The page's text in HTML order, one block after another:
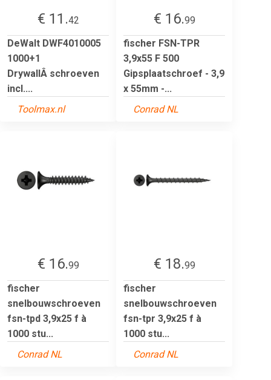
€ 11.42
DeWalt DWF4010005
1000+1
DrywallÂ schroeven
incl....
Toolmax.nl
€ 16.99
fischer FSN-TPR
3,9x55 F 500
Gipsplaatschroef - 3,9
x 55mm -...
Conrad NL
€ 16.99
fischer
snelbouwschroeven
fsn-tpd 3,9x25 f à
1000 stu...
Conrad NL
€ 18.99
fischer
snelbouwschroeven
fsn-tpr 3,9x25 f à
1000 stu...
Conrad NL